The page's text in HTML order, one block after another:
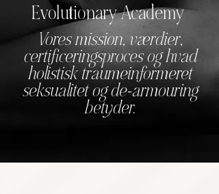
Evolutionary Academy
Vores mission, værdier,
certificeringsproces og hvad
holistisk traumeinformeret
seksualitet og de-armouring
betyder.